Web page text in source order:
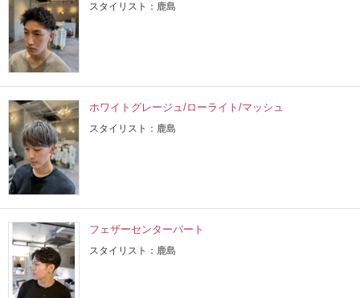
スタイリスト：鹿島
ホワイトグレージュ/ローライト/マッシュ
スタイリスト：鹿島
フェザーセンターパート
スタイリスト：鹿島